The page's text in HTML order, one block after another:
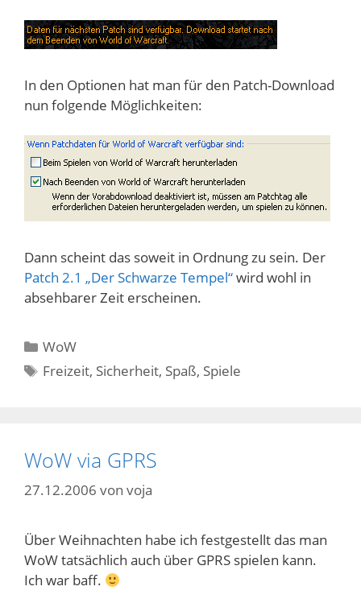
In den Optionen hat man für den Patch-Download
nun folgende Möglichkeiten:
Dann scheint das soweit in Ordnung zu sein. Der
Patch 2.1 „Der Schwarze Tempel“wird wohl in
absehbarer Zeit erscheinen.
Kategorien
WoW
Schlagwörter
Freizeit, Sicherheit, Spaß, Spiele
WoW via GPRS
27.12.2006 von voja
Über Weihnachten habe ich festgestellt das man
WoW tatsächlich auch über GPRS spielen kann.
Ich war baff.